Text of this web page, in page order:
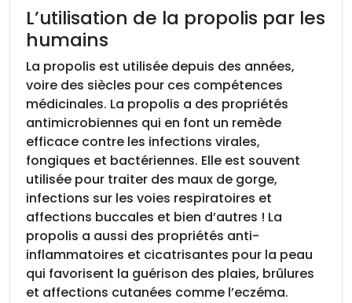
L’utilisation de la propolis par les
humains
La propolis est utilisée depuis des années,
voire des siècles pour ces compétences
médicinales. La propolis a des propriétés
antimicrobiennes qui en font un remède
efficace contre les infections virales,
fongiques et bactériennes. Elle est souvent
utilisée pour traiter des maux de gorge,
infections sur les voies respiratoires et
affections buccales et bien d’autres ! La
propolis a aussi des propriétés anti-
inflammatoires et cicatrisantes pour la peau
qui favorisent la guérison des plaies, brûlures
et affections cutanées comme l’eczéma.